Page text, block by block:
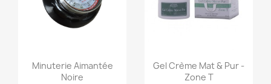
Aperçu rapide
Minuterie Aimantée
Noire
Aperçu rapide
Gel Crème Mat & Pur -
Zone T